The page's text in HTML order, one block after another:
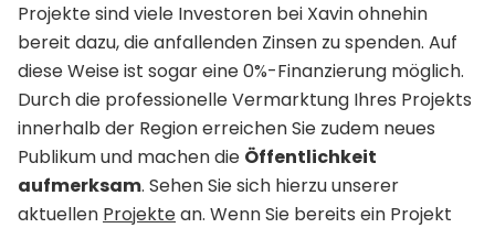
Projekte sind viele Investoren bei Xavin ohnehin
bereit dazu, die anfallenden Zinsen zu spenden. Auf
diese Weise ist sogar eine 0%-Finanzierung möglich.
Durch die professionelle Vermarktung Ihres Projekts
innerhalb der Region erreichen Sie zudem neues
Publikum und machen die Öffentlichkeit
aufmerksam. Sehen Sie sich hierzu unserer
aktuellen Projektean. Wenn Sie bereits ein Projekt